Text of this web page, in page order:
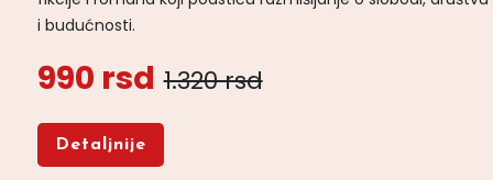
i budućnosti.
990 rsd 1.320 rsd
Detaljnije